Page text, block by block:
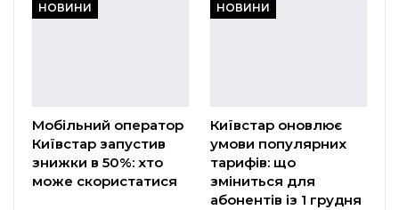
НОВИНИ
Мобільний оператор
Київстар запустив
знижки в 50%: хто
може скористатися
НОВИНИ
Київстар оновлює
умови популярних
тарифів: що
зміниться для
абонентів із 1 грудня